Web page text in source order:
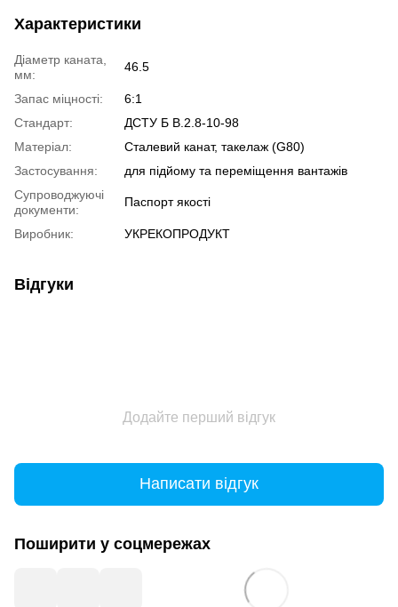
Характеристики
Діаметр каната,
мм:
46.5
Запас міцності:
6:1
Стандарт:
ДСТУ Б В.2.8-10-98
Матеріал:
Сталевий канат, такелаж (G80)
Застосування:
для підйому та переміщення вантажів
Супроводжуючі
документи:
Паспорт якості
Виробник: УКРЕКОПРОДУКТ
Відгуки
Додайте перший відгук
Написати відгук
Поширити у соцмережах